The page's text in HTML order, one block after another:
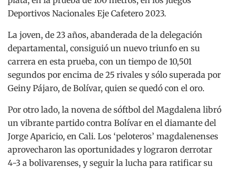
Deportivos Nacionales Eje Cafetero 2023.
La joven, de 23 años, abanderada de la delegación
departamental, consiguió un nuevo triunfo en su
carrera en esta prueba, con un tiempo de 10,501
segundos por encima de 25 rivales y sólo superada por
Geiny Pájaro, de Bolívar, quien se quedó con el oro.
Por otro lado, la novena de sóftbol del Magdalena libró
un vibrante partido contra Bolívar en el diamante del
Jorge Aparicio, en Cali. Los ‘peloteros’ magdalenenses
aprovecharon las oportunidades y lograron derrotar
4-3 a bolivarenses, y seguir la lucha para ratificar su